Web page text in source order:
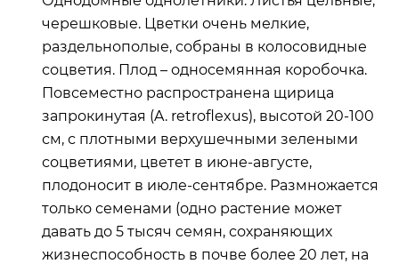
черешковые. Цветки очень мелкие,
раздельнополые, собраны в колосовидные
соцветия. Плод – односемянная коробочка.
Повсеместно распространена щирица
запрокинутая (A. retroflexus), высотой 20-100
см, с плотными верхушечными зелеными
соцветиями, цветет в июне-августе,
плодоносит в июле-сентябре. Размножается
только семенами (одно растение может
давать до 5 тысяч семян, сохраняющих
жизнеспособность в почве более 20 лет, на